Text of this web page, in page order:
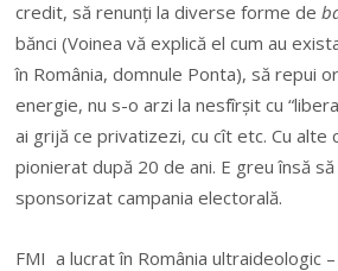
credit, sărenunţi la diverse forme de
bănci (Voinea vă explică el cum au
în România, domnule Ponta), să repui
energie, nu s-o arzi la nesfîrşit cu
ai grijă ce privatizezi, cu cît etc. Cu alte
pionierat după 20 de ani. E greu însă
sponsorizat campania electorală.
FMI a lucrat în România ultraideologic